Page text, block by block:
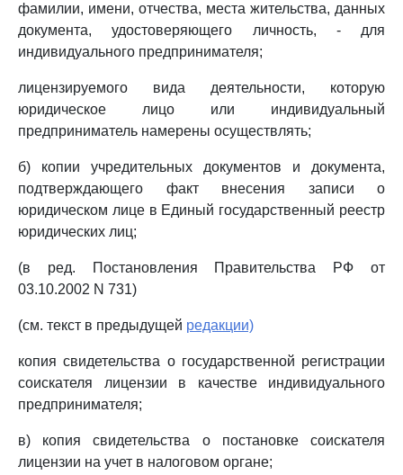
фамилии, имени, отчества, места жительства, данных
документа, удостоверяющего личность, - для
индивидуального предпринимателя;
лицензируемого вида деятельности, которую
юридическое лицо или индивидуальный
предприниматель намерены осуществлять;
б) копии учредительных документов и документа,
подтверждающего факт внесения записи о
юридическом лице в Единый государственный реестр
юридических лиц;
(в ред. Постановления Правительства РФ от
03.10.2002 N 731)
(см. текст в предыдущей редакции)
копия свидетельства о государственной регистрации
соискателя лицензии в качестве индивидуального
предпринимателя;
в) копия свидетельства о постановке соискателя
лицензии на учет в налоговом органе;